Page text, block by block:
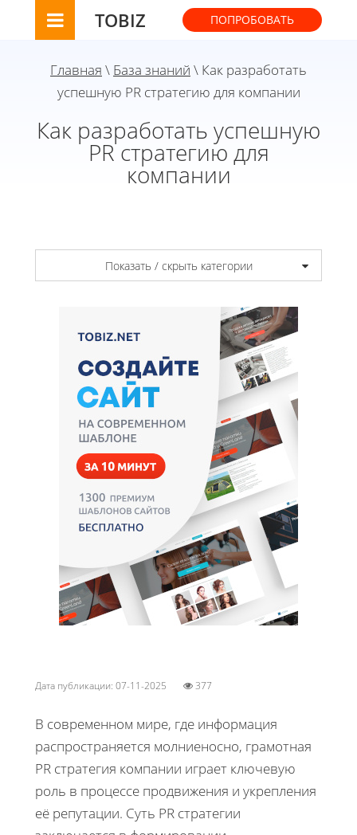
TOBIZ ПОПРОБОВАТЬ
Главная \ База знаний \ Как разработать
успешную PR стратегию для компании
Как разработать успешную
PR стратегию для
компании
Показать / скрыть категории
Дата публикации: 07-11-2025 377
В современном мире, где информация
распространяется молниеносно, грамотная
PR стратегия компании играет ключевую
роль в процессе продвижения и укрепления
её репутации. Суть PR стратегии